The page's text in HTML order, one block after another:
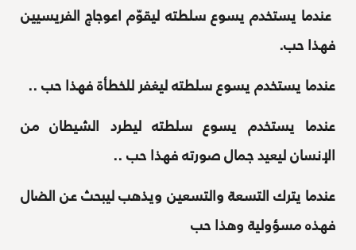
عندما يستخدم يسوع سلطته ليقوّم اعوجاج الفريسيين
فهذا حب.
عندما يستخدم يسوع سلطته ليغفر للخطأة فهذا حب ..
عندما يستخدم يسوع سلطته ليطرد الشيطان من
الإنسان ليعيد جمال صورته فهذا حب ..
عندما يترك التسعة والتسعين ويذهب ليبحث عن الضال
فهذه مسؤولية وهذا حب